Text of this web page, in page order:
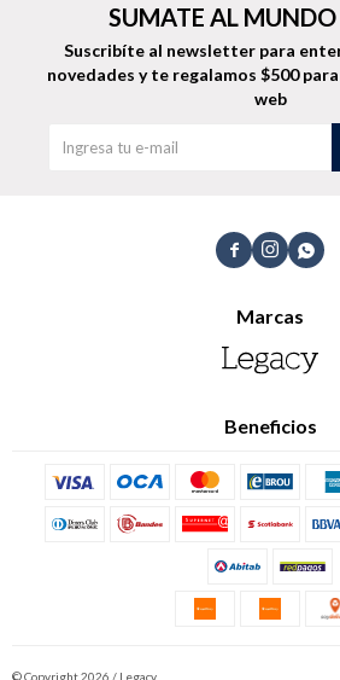
  
Marcas
Beneficios
SUMATE AL MUNDO
Suscribíte al newsletter para
novedades y te regalamos $500
web
© Copyright 2026 / Legacy